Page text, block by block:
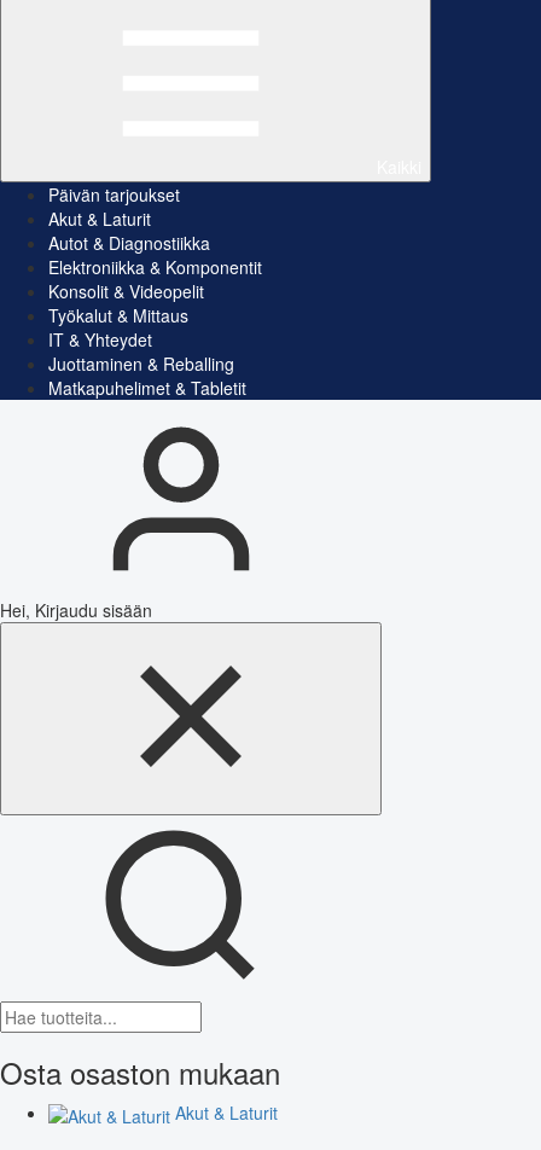
Päivän tarjoukset
Akut & Laturit
Autot & Diagnostiikka
Elektroniikka & Komponentit
Konsolit & Videopelit
Työkalut & Mittaus
IT & Yhteydet
Juottaminen & Reballing
Matkapuhelimet & Tabletit
Hei, Kirjaudu sisään
Osta osaston mukaan
Akut & Laturit